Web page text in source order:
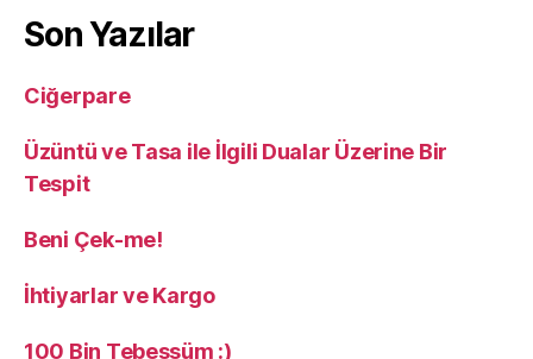
Son Yazılar
Ciğerpare
Üzüntü ve Tasa ile İlgili Dualar Üzerine Bir
Tespit
Beni Çek-me!
İhtiyarlar ve Kargo
100 Bin Tebessüm :)